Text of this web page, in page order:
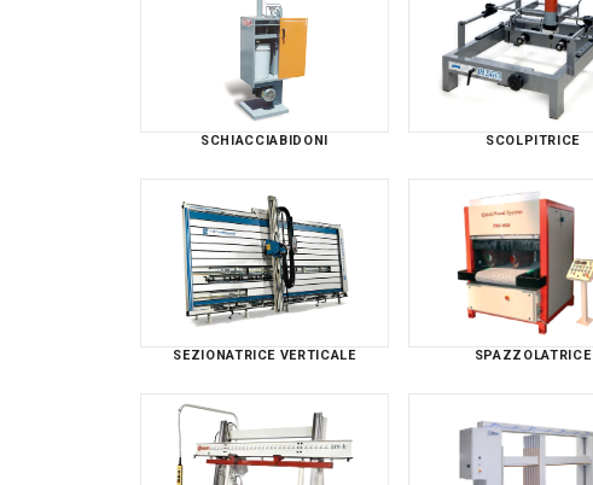
SCHIACCIABIDONI SCOLPITRICE
SEZIONATRICE VERTICALE SPAZZOLATRICE